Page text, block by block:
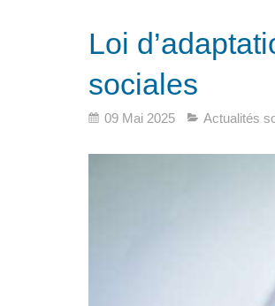
Loi
sociales
09 Mai 2025 Actualités